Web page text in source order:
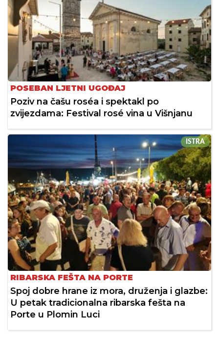
POSEBAN LJETNI UGOĐAJ
Poziv na čašu roséa i spektakl po
zvijezdama: Festival rosé vina u Višnjanu
ISTRA
RIBARSKA FEŠTA NA PORTE
Spoj dobre hrane iz mora, druženja i glazbe:
U petak tradicionalna ribarska fešta na
Porte u Plomin Luci